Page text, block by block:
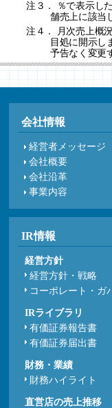
注３． ％で表示し
舗売上に該当
注４． 月次売上概
目処に開示し
予告なく変更
会社情報
経営者メッセージ
会社概要
会社沿革
事業内容
IR情報
経営方針
経営方針・戦略
コーポレート・ガ
IRライブラリ
有価証券報告書
有価証券届出書
財務・業績
財務ハイライト
直営店の売上推移